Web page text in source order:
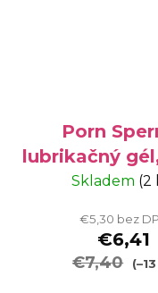
Porn
lubrikačný
Skladem (2
€5,30 bez
€6,41
€7,40